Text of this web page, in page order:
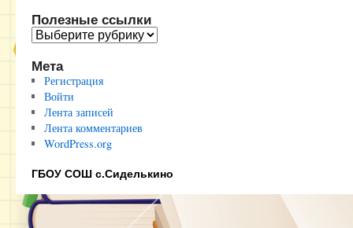
Полезные ссылки
Полезные
Мета
Регистрация
Войти
Лента записей
Лента комментариев
WordPress.org
ГБОУ СОШ с.Сиделькино